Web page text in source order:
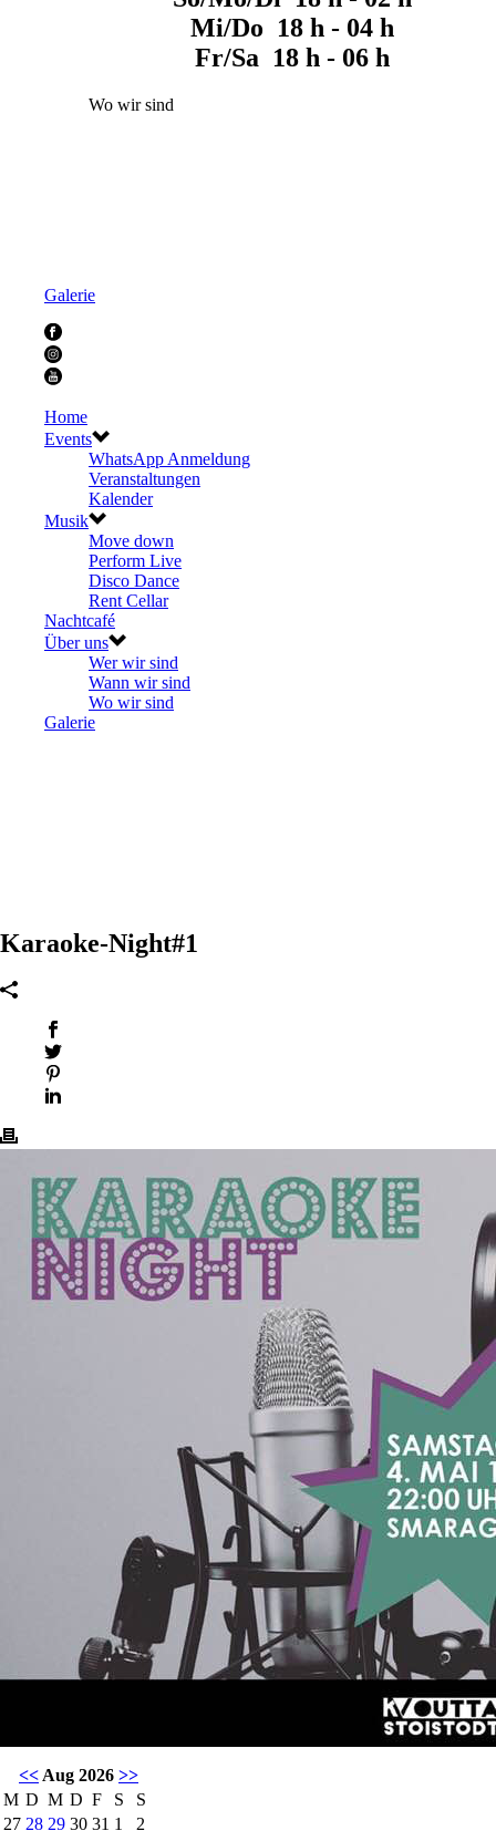
Mi/Do 18 h - 04 h
Fr/Sa 18 h - 06 h
Wo wir sind
Galerie
Home
Events
WhatsApp Anmeldung
Veranstaltungen
Kalender
Musik
Move down
Perform Live
Disco Dance
Rent Cellar
Nachtcafé
Über uns
Wer wir sind
Wann wir sind
Wo wir sind
Galerie
Karaoke-Night#1
<< Aug 2026 >>
M D M D F S
S
27 28 29 30 31 1 2